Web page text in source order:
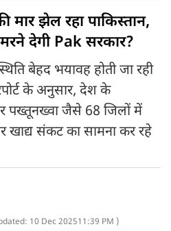
झेल रहा पाकिस्तान,
देगी Pak सरकार?
बेहद भयावह होती जा रही
के अनुसार, देश के
पख्तूनख्वा जैसे 68 जिलों में
खाद्य संकट का सामना कर रहे
10 Dec 202511:39 PM )